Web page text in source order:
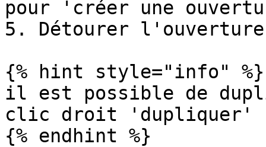
pour 'créer une
5. Détourer l'ouverture
{% hint style="info" %}
il est possible de
clic droit 'dupliquer'
{% endhint %}